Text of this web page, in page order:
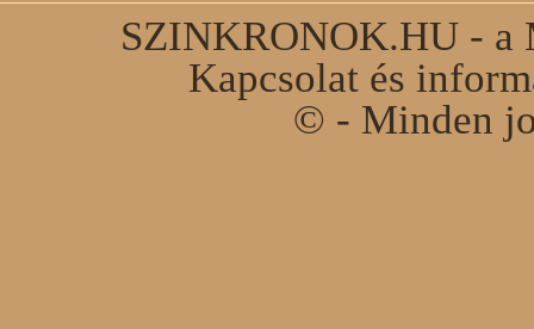
SZINKRONOK.HU - a
Kapcsolat és
© - Minden